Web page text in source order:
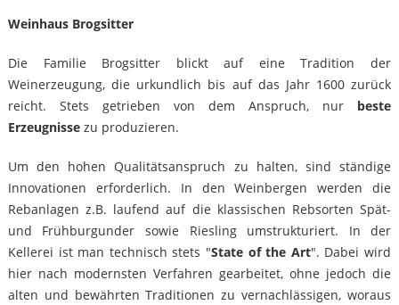
Weinhaus Brogsitter
Die Familie Brogsitter blickt auf eine Tradition der
Weinerzeugung, die urkundlich bis auf das Jahr 1600 zurück
reicht. Stets getrieben von dem Anspruch, nur beste
Erzeugnissezu produzieren.
Um den hohen Qualitätsanspruch zu halten, sind ständige
Innovationen erforderlich. In den Weinbergen werden die
Rebanlagen z.B. laufend auf die klassischen Rebsorten Spät-
und Frühburgunder sowie Riesling umstrukturiert. In der
Kellerei ist man technisch stets "State of the Art". Dabei wird
hier nach modernsten Verfahren gearbeitet, ohne jedoch die
alten und bewährten Traditionen zu vernachlässigen, woraus